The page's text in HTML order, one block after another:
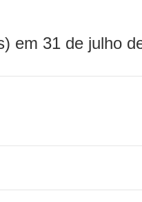
em 31 de julho